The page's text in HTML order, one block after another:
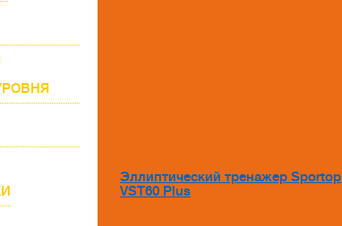
Эллиптический тренажер Sportop
VST60 Plus